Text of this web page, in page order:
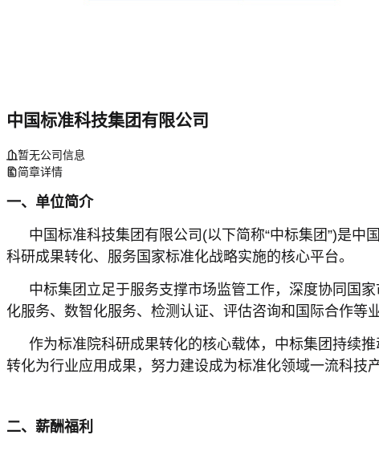
中国标准科技集团有限公司
暂无公司信息
简章详情
一、单位简介
中国标准科技集团有限公司(以下简称“中标集团”)是
科研成果转化、服务国家标准化战略实施的核心平台。
中标集团立足于服务支撑市场监管工作，深度协同国
化服务、数智化服务、检测认证、评估咨询和国际合作等
作为标准院科研成果转化的核心载体，中标集团持续
转化为行业应用成果，努力建设成为标准化领域一流科技
二、薪酬福利